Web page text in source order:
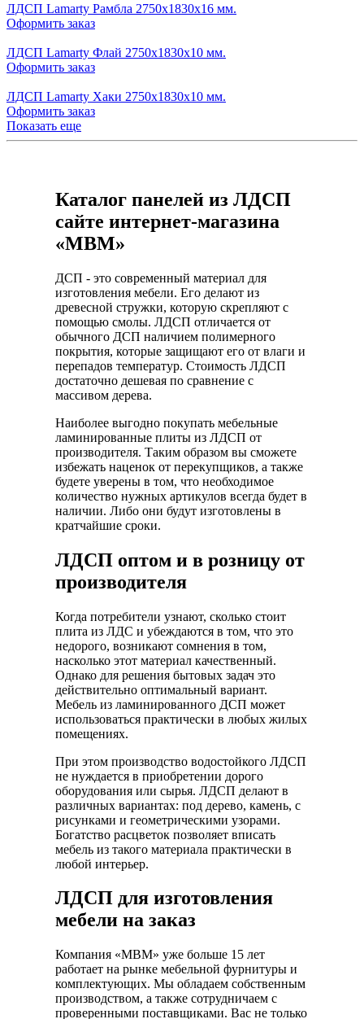
ЛДСП Lamarty Рамбла 2750х1830х16 мм.
Оформить заказ
ЛДСП Lamarty Флай 2750х1830х10 мм.
Оформить заказ
ЛДСП Lamarty Хаки 2750х1830х10 мм.
Оформить заказ
Показать еще
Каталог панелей из ЛДСП
сайте интернет-магазина
«МВМ»
ДСП - это современный материал для
изготовления мебели. Его делают из
древесной стружки, которую скрепляют с
помощью смолы. ЛДСП отличается от
обычного ДСП наличием полимерного
покрытия, которые защищают его от влаги и
перепадов температур. Стоимость ЛДСП
достаточно дешевая по сравнение с
массивом дерева.
Наиболее выгодно покупать мебельные
ламинированные плиты из ЛДСП от
производителя. Таким образом вы сможете
избежать наценок от перекупщиков, а также
будете уверены в том, что необходимое
количество нужных артикулов всегда будет в
наличии. Либо они будут изготовлены в
кратчайшие сроки.
ЛДСП оптом и в розницу от
производителя
Когда потребители узнают, сколько стоит
плита из ЛДС и убеждаются в том, что это
недорого, возникают сомнения в том,
насколько этот материал качественный.
Однако для решения бытовых задач это
действительно оптимальный вариант.
Мебель из ламинированного ДСП может
использоваться практически в любых жилых
помещениях.
При этом производство водостойкого ЛДСП
не нуждается в приобретении дорого
оборудования или сырья. ЛДСП делают в
различных вариантах: под дерево, камень, с
рисунками и геометрическими узорами.
Богатство расцветок позволяет вписать
мебель из такого материала практически в
любой интерьер.
ЛДСП для изготовления
мебели на заказ
Компания «МВМ» уже больше 15 лет
работает на рынке мебельной фурнитуры и
комплектующих. Мы обладаем собственным
производством, а также сотрудничаем с
проверенными поставщиками. Вас не только